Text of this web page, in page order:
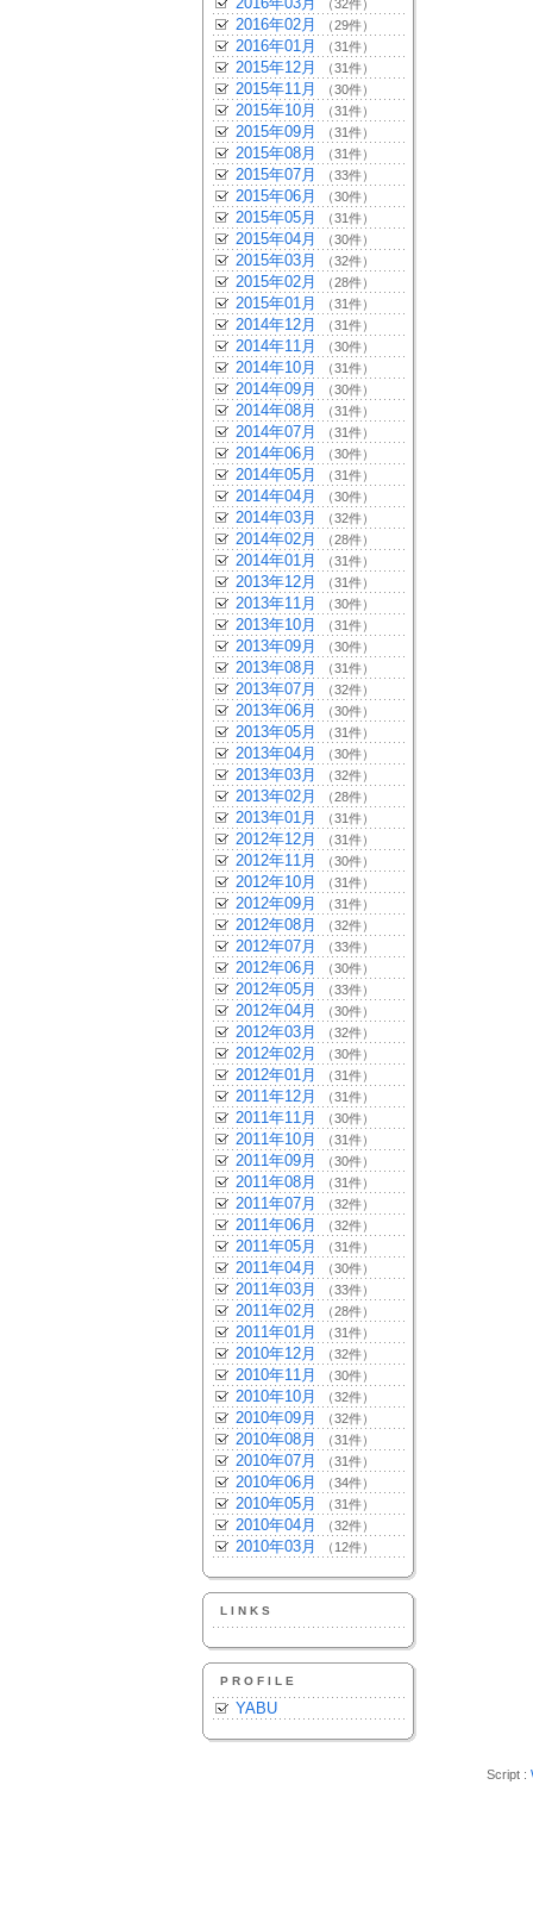
（32件）
2016年02月 （29件）
2016年01月 （31件）
2015年12月 （31件）
2015年11月 （30件）
2015年10月 （31件）
2015年09月 （31件）
2015年08月 （31件）
2015年07月 （33件）
2015年06月 （30件）
2015年05月 （31件）
2015年04月 （30件）
2015年03月 （32件）
2015年02月 （28件）
2015年01月 （31件）
2014年12月 （31件）
2014年11月 （30件）
2014年10月 （31件）
2014年09月 （30件）
2014年08月 （31件）
2014年07月 （31件）
2014年06月 （30件）
2014年05月 （31件）
2014年04月 （30件）
2014年03月 （32件）
2014年02月 （28件）
2014年01月 （31件）
2013年12月 （31件）
2013年11月 （30件）
2013年10月 （31件）
2013年09月 （30件）
2013年08月 （31件）
2013年07月 （32件）
2013年06月 （30件）
2013年05月 （31件）
2013年04月 （30件）
2013年03月 （32件）
2013年02月 （28件）
2013年01月 （31件）
2012年12月 （31件）
2012年11月 （30件）
2012年10月 （31件）
2012年09月 （31件）
2012年08月 （32件）
2012年07月 （33件）
2012年06月 （30件）
2012年05月 （33件）
2012年04月 （30件）
2012年03月 （32件）
2012年02月 （30件）
2012年01月 （31件）
2011年12月 （31件）
2011年11月 （30件）
2011年10月 （31件）
2011年09月 （30件）
2011年08月 （31件）
2011年07月 （32件）
2011年06月 （32件）
2011年05月 （31件）
2011年04月 （30件）
2011年03月 （33件）
2011年02月 （28件）
2011年01月 （31件）
2010年12月 （32件）
2010年11月 （30件）
2010年10月 （32件）
2010年09月 （32件）
2010年08月 （31件）
2010年07月 （31件）
2010年06月 （34件）
2010年05月 （31件）
2010年04月 （32件）
2010年03月 （12件）
LINKS
PROFILE
YABU
Script :